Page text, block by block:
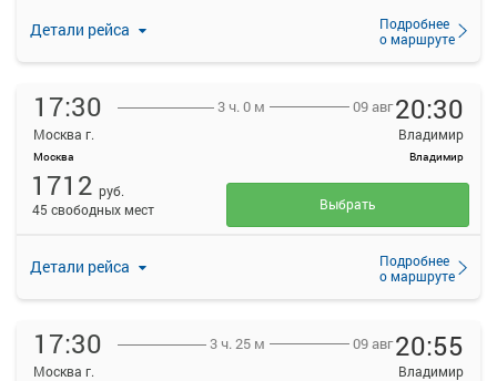
Детали рейса
Подробнее
о маршруте
17:30
Москва г.
Москва
3 ч. 0 м 09 авг20:30
Владимир
Владимир
Детали рейса
Подробнее
о маршруте
1712 руб.
45 свободных мест
Выбрать
17:30
Москва г.
3 ч. 25 м 09 авг20:55
Владимир